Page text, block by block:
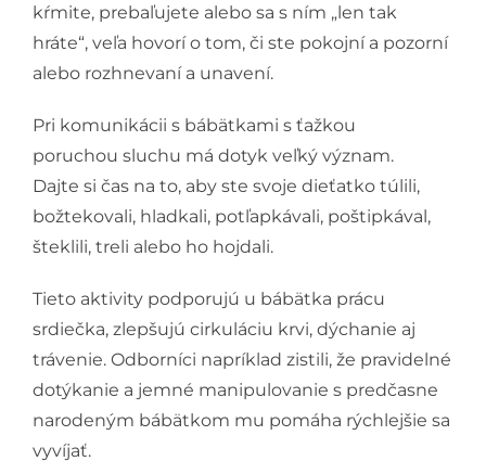
kŕmite, prebaľujete alebo sa s ním „len tak
hráte“, veľa hovorí o tom, či ste pokojní a pozorní
alebo rozhnevaní a unavení.
Pri komunikácii s bábätkami s ťažkou
poruchou sluchu má dotyk veľký význam.
Dajte si čas na to, aby ste svoje dieťatko túlili,
božtekovali, hladkali, potľapkávali, poštipkával,
šteklili, treli alebo ho hojdali.
Tieto aktivity podporujú u bábätka prácu
srdiečka, zlepšujú cirkuláciu krvi, dýchanie aj
trávenie. Odborníci napríklad zistili, že pravidelné
dotýkanie a jemné manipulovanie s predčasne
narodeným bábätkom mu pomáha rýchlejšie sa
vyvíjať.